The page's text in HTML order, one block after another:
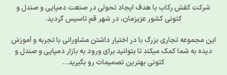
شرکت کفش رکاب با هدف ایجاد تحولی در صنعت دمپایی و صندل و
کتونی کشور عزیزمان، در شهر قم تاسیس گردید.
این مجموعه تجاری بزرگ با در اختیار داشتن مشاورانی با تجربه و آموزش
دیده به شما کمک میکند تا بتوانید برای ورود به بازار دمپایی و صندل و
کتونی بهترین تصمیمات رو بگیرید…